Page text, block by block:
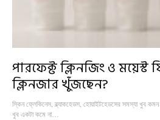
পারফেক্ট ক্লিনজিং ও
ক্লিনজার খুঁজছেন?
স্কিন ফ্লেকিনেস, ব্ল্যাকহেডস, হোয়াইটহেডসের সমস্যা খুব
খুব একটা কমে না…